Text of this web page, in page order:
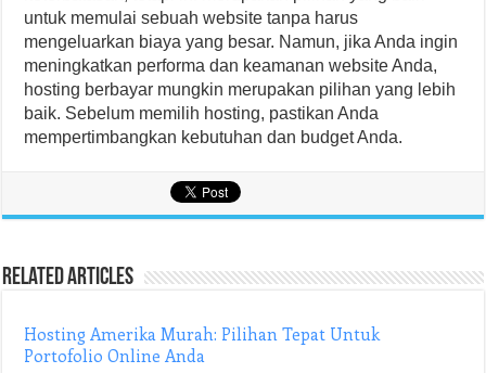
untuk memulai sebuah website tanpa harus
mengeluarkan biaya yang besar. Namun, jika Anda ingin
meningkatkan performa dan keamanan website Anda,
hosting berbayar mungkin merupakan pilihan yang lebih
baik. Sebelum memilih hosting, pastikan Anda
mempertimbangkan kebutuhan dan budget Anda.
Related Articles
Hosting Amerika Murah: Pilihan Tepat Untuk
Portofolio Online Anda